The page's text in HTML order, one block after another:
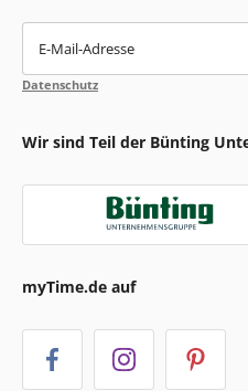
E-Mail-Adresse
Datenschutz
Wir sind Teil der Bünting
myTime.de auf